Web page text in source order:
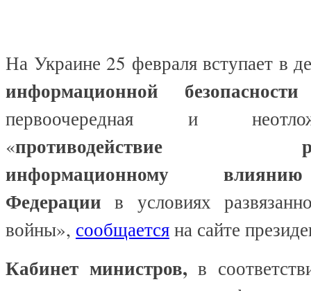
На Украине 25 февраля вступает в
информационной
первоочередная и
«противодействие
информационному
Федерации в условиях
войны», сообщаетсяна сайте
Кабинет министров,в